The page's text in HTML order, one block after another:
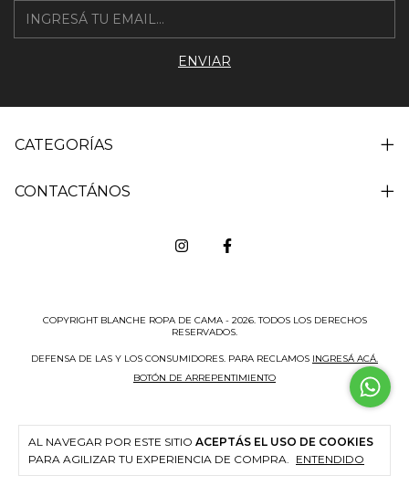
AL NAVEGAR POR ESTE SITIO ACEPTÁS EL USO DE COOKIES
PARA AGILIZAR TU EXPERIENCIA DE COMPRA. ENTENDIDO
CATEGORÍAS
CONTACTÁNOS
COPYRIGHT BLANCHE ROPA DE CAMA - 2026. TODOS LOS DERECHOS
RESERVADOS.
DEFENSA DE LAS Y LOS CONSUMIDORES. PARA RECLAMOS INGRESÁ ACÁ.
BOTÓN DE ARREPENTIMIENTO